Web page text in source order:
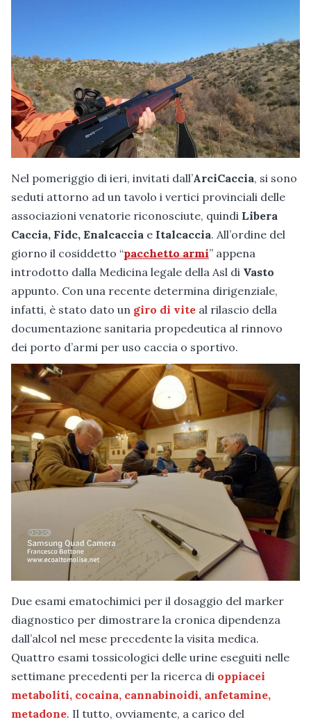
Nel pomeriggio di ieri, invitati dall’ArciCaccia, si sono
seduti attorno ad un tavolo i vertici provinciali delle
associazioni venatorie riconosciute, quindi Libera
Caccia, Fidc, Enalcaccia e Italcaccia. All’ordine del
giorno il cosiddetto “pacchetto armi” appena
introdotto dalla Medicina legale della Asl di Vasto
appunto. Con una recente determina dirigenziale,
infatti, è stato dato un giro di vite al rilascio della
documentazione sanitaria propedeutica al rinnovo
dei porto d’armi per uso caccia o sportivo.
Due esami ematochimici per il dosaggio del marker
diagnostico per dimostrare la cronica dipendenza
dall’alcol nel mese precedente la visita medica.
Quattro esami tossicologici delle urine eseguiti nelle
settimane precedenti per la ricerca di oppiacei
metaboliti, cocaina, cannabinoidi, anfetamine,
metadone. Il tutto, ovviamente, a carico del